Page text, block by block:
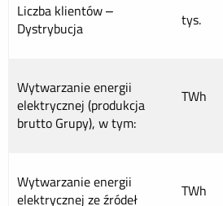
Liczba klientów –
Dystrybucja
tys.
Wytwarzanie energii
elektrycznej (produkcja
brutto Grupy), w tym:
TWh
Wytwarzanie energii
elektrycznej ze źródeł
TWh